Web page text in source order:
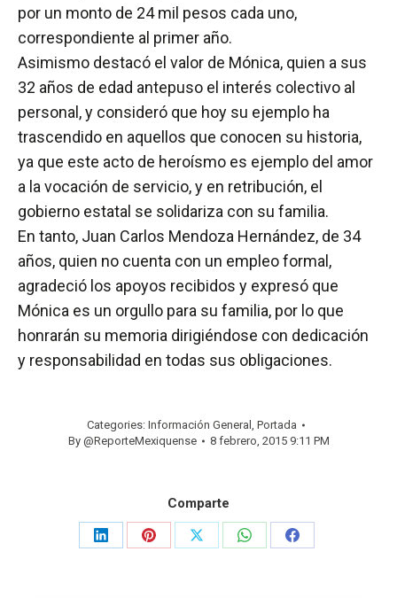
por un monto de 24 mil pesos cada uno,
correspondiente al primer año.
Asimismo destacó el valor de Mónica, quien a sus
32 años de edad antepuso el interés colectivo al
personal, y consideró que hoy su ejemplo ha
trascendido en aquellos que conocen su historia,
ya que este acto de heroísmo es ejemplo del amor
a la vocación de servicio, y en retribución, el
gobierno estatal se solidariza con su familia.
En tanto, Juan Carlos Mendoza Hernández, de 34
años, quien no cuenta con un empleo formal,
agradeció los apoyos recibidos y expresó que
Mónica es un orgullo para su familia, por lo que
honrarán su memoria dirigiéndose con dedicación
y responsabilidad en todas sus obligaciones.
Categories: Información General , Portada
By @ReporteMexiquense 8 febrero, 2015 9:11 PM
Comparte
Share
Share
Share
Share
Share